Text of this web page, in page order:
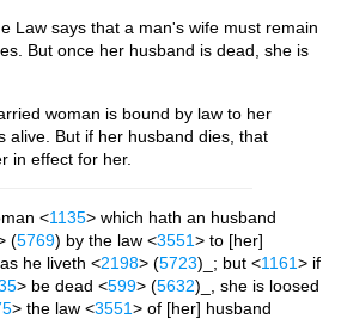
Law says that a man's wife must remain
But once her husband is dead, she is
woman is bound by law to her
alive. But if her husband dies, that
in effect for her.
<1135> which hath an husband
(5769) by the law <3551> to [her]
he liveth <2198> (5723)_; but <1161> if
> be dead <599> (5632)_, she is loosed
> the law <3551> of [her] husband